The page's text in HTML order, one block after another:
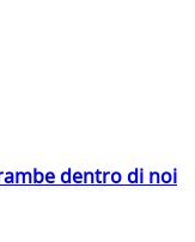
dentro di noi